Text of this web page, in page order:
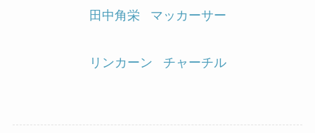
田中角栄 マッカーサー
リンカーン チャーチル